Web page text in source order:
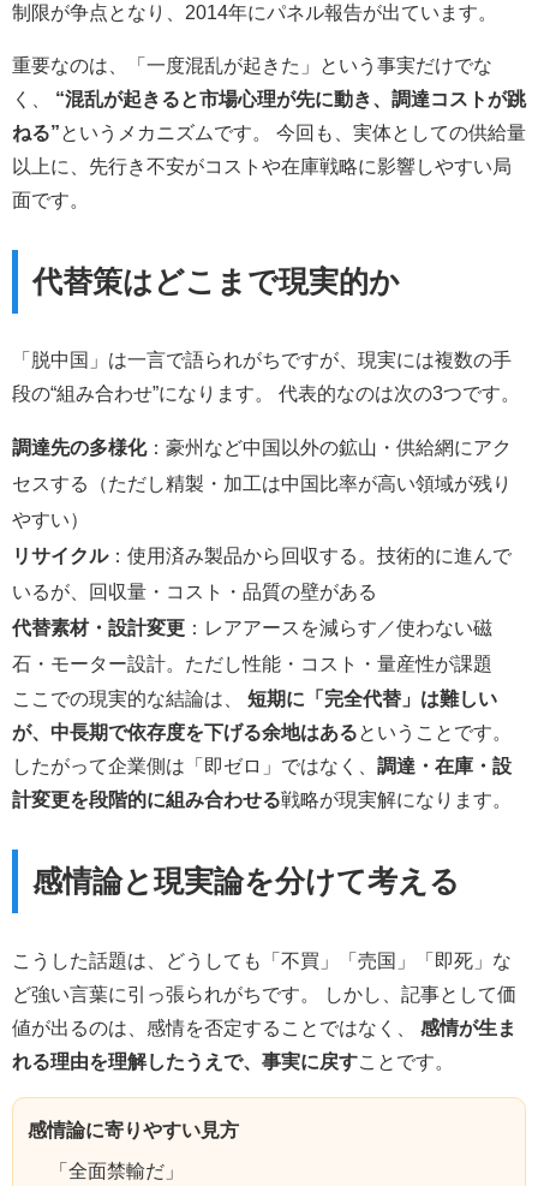
制限が争点となり、2014年にパネル報告が出ています。
重要なのは、「一度混乱が起きた」という事実だけでな
く、 “混乱が起きると市場心理が先に動き、調達コストが跳
ねる” というメカニズムです。 今回も、実体としての供給量
以上に、先行き不安がコストや在庫戦略に影響しやすい局
面です。
代替策はどこまで現実的か
「脱中国」は一言で語られがちですが、現実には複数の手
段の“組み合わせ”になります。 代表的なのは次の3つです。
調達先の多様化：豪州など中国以外の鉱山・供給網にアク
セスする（ただし精製・加工は中国比率が高い領域が残り
やすい）
リサイクル：使用済み製品から回収する。技術的に進んで
いるが、回収量・コスト・品質の壁がある
代替素材・設計変更 ：レアアースを減らす／使わない磁
石・モーター設計。ただし性能・コスト・量産性が課題
ここでの現実的な結論は、 短期に「完全代替」は難しい
が、中長期で依存度を下げる余地はあるということです。
したがって企業側は「即ゼロ」ではなく、 調達・在庫・設
計変更を段階的に組み合わせる戦略が現実解になります。
感情論と現実論を分けて考える
こうした話題は、どうしても「不買」「売国」「即死」な
ど強い言葉に引っ張られがちです。 しかし、記事として価
値が出るのは、感情を否定することではなく、 感情が生ま
れる理由を理解したうえで、事実に戻すことです。
感情論に寄りやすい見方
「全面禁輸だ」